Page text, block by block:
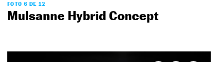
FOTO 6 DE 12
Mulsanne Hybrid Concept